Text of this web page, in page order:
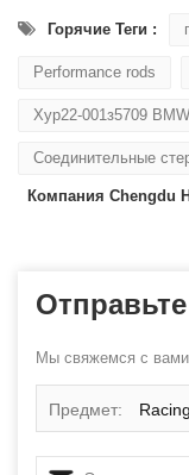
Горячие Теги :
Performance rods
Хур22-001з5709
Соединительные
Компания Chengdu
Мы свяжемся с
Предмет:
N54 (Шатун) |